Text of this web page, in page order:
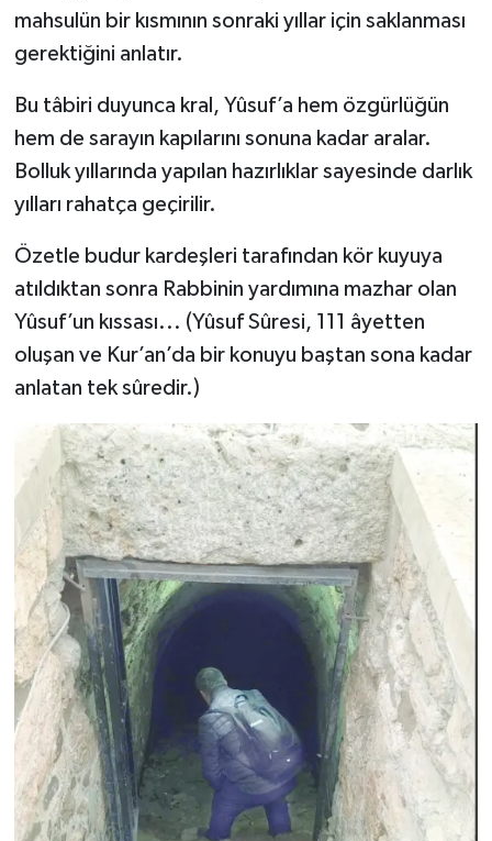
mahsulün bir kısmının sonraki yıllar için saklanması
gerektiğini anlatır.
Bu tâbiri duyunca kral, Yûsuf’a hem özgürlüğün
hem de sarayın kapılarını sonuna kadar aralar.
Bolluk yıllarında yapılan hazırlıklar sayesinde darlık
yılları rahatça geçirilir.
Özetle budur kardeşleri tarafından kör kuyuya
atıldıktan sonra Rabbinin yardımına mazhar olan
Yûsuf’un kıssası... (Yûsuf Sûresi, 111 âyetten
oluşan ve Kur’an’da bir konuyu baştan sona kadar
anlatan tek sûredir.)